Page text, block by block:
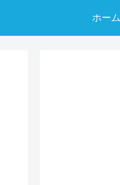
ホーム